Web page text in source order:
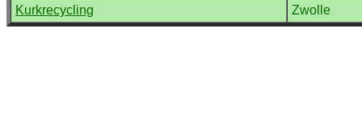
Kurkrecycling
Zwolle